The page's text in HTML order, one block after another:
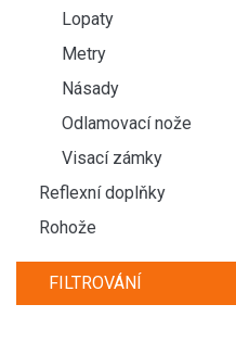
Lopaty
Metry
Násady
Odlamovací nože
Visací zámky
Reflexní doplňky
Rohože
FILTROVÁNÍ